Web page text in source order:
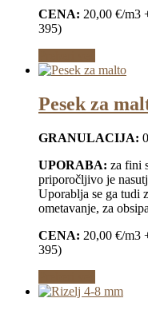
CENA: 20,00 €/m3
395)
Pesek za
GRANULACIJA:
UPORABA: za fini
priporočljivo je
Uporablja se ga tudi
ometavanje, za
CENA: 20,00 €/m3
395)